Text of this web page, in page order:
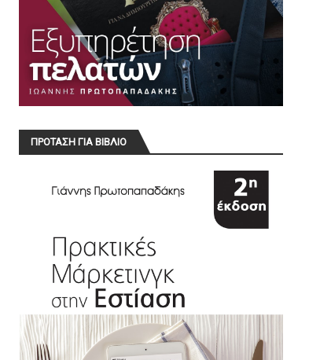
ΠΡΟΤΑΣΗ ΓΙΑ ΒΙΒΛΙΟ